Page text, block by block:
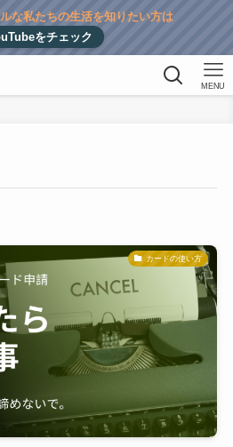
な私たちの生活を知りたい方は
をチェック
MENU
カードの使い方